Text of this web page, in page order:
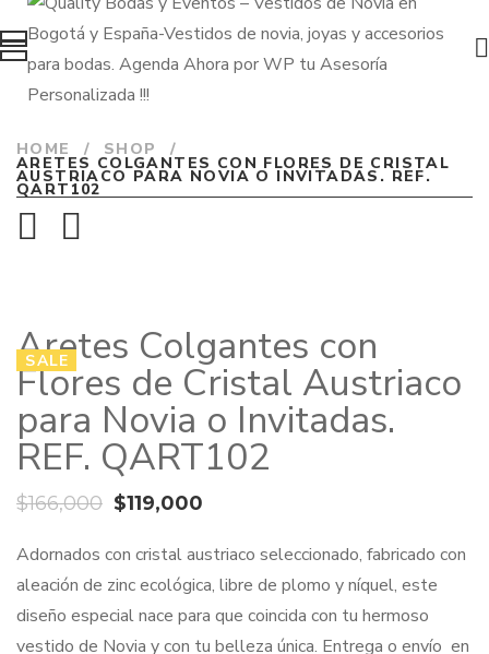
HOME / SHOP /
ARETES COLGANTES CON FLORES DE CRISTAL
AUSTRIACO PARA NOVIA O INVITADAS. REF.
QART102
SALE
Aretes Colgantes con
Flores de Cristal Austriaco
para Novia o Invitadas.
REF. QART102
$166,000 El
era:
$166,000.
$119,000
$119,000.
Adornados con cristal austriaco seleccionado, fabricado con
aleación de zinc ecológica, libre de plomo y níquel, este
diseño especial nace para que coincida con tu hermoso
vestido de Novia y con tu belleza única. Entrega o envío en